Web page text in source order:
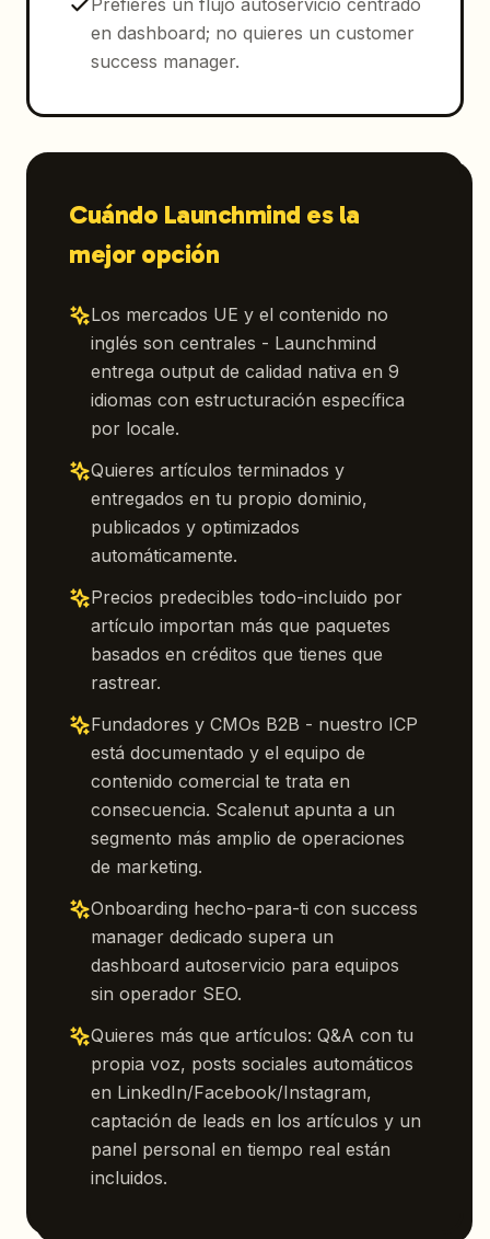
en dashboard; no quieres un customer
success manager.
Cuándo Launchmind es la
mejor opción
Los mercados UE y el contenido no
inglés son centrales - Launchmind
entrega output de calidad nativa en 9
idiomas con estructuración específica
por locale.
Quieres artículos terminados y
entregados en tu propio dominio,
publicados y optimizados
automáticamente.
Precios predecibles todo-incluido por
artículo importan más que paquetes
basados en créditos que tienes que
rastrear.
Fundadores y CMOs B2B - nuestro ICP
está documentado y el equipo de
contenido comercial te trata en
consecuencia. Scalenut apunta a un
segmento más amplio de operaciones
de marketing.
Onboarding hecho-para-ti con success
manager dedicado supera un
dashboard autoservicio para equipos
sin operador SEO.
Quieres más que artículos: Q&A con tu
propia voz, posts sociales automáticos
en LinkedIn/Facebook/Instagram,
captación de leads en los artículos y un
panel personal en tiempo real están
incluidos.